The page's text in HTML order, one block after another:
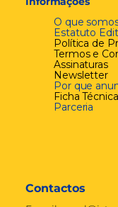
O que
Estatuto
Política de
Termos e
Assinaturas
Newsletter
Por que
Ficha Técnica
Parceria
Contactos